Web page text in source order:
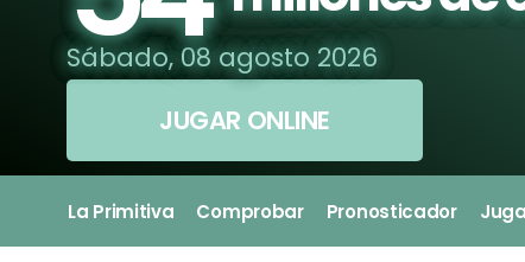
Sábado, 08 agosto 2026
JUGAR ONLINE
La Primitiva Comprobar Pronosticador